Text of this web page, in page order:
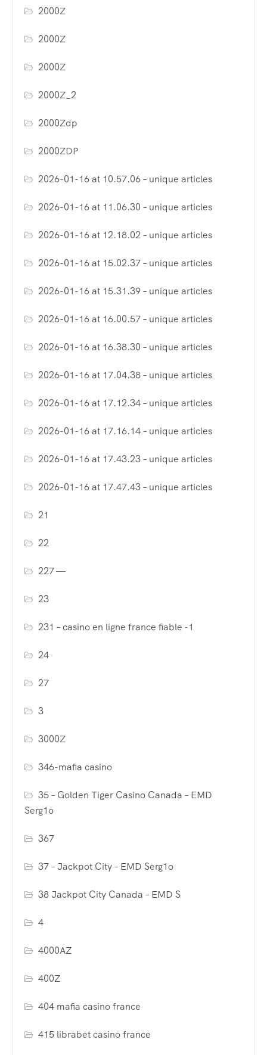
2000Z
2000Z
2000Z
2000Z_2
2000Zdp
2000ZDP
2026-01-16 at 10.57.06 – unique articles
2026-01-16 at 11.06.30 – unique articles
2026-01-16 at 12.18.02 – unique articles
2026-01-16 at 15.02.37 – unique articles
2026-01-16 at 15.31.39 – unique articles
2026-01-16 at 16.00.57 – unique articles
2026-01-16 at 16.38.30 – unique articles
2026-01-16 at 17.04.38 – unique articles
2026-01-16 at 17.12.34 – unique articles
2026-01-16 at 17.16.14 – unique articles
2026-01-16 at 17.43.23 – unique articles
2026-01-16 at 17.47.43 – unique articles
21
22
227 —
23
231 – casino en ligne france fiable -1
24
27
3
3000Z
346-mafia casino
35 – Golden Tiger Casino Canada – EMD
Serg1o
367
37 – Jackpot City – EMD Serg1o
38 Jackpot City Canada – EMD S
4
4000AZ
400Z
404 mafia casino france
415 librabet casino france